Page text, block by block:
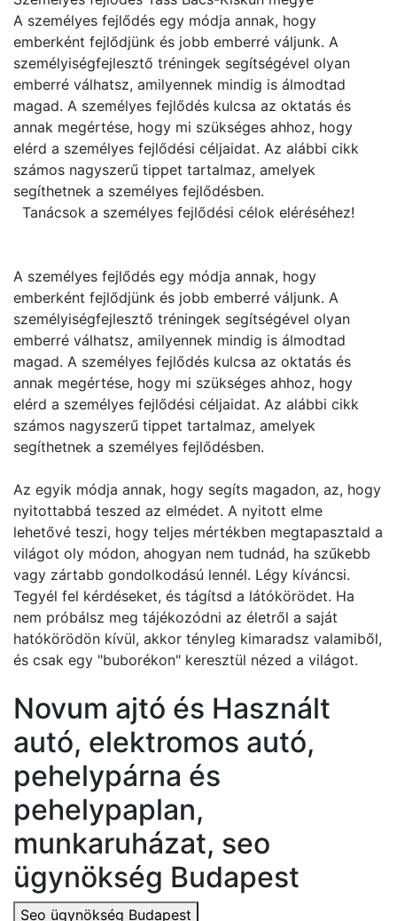
A személyes fejlődés egy módja annak, hogy
emberként fejlődjünk és jobb emberré váljunk. A
személyiségfejlesztő tréningek segítségével olyan
emberré válhatsz, amilyennek mindig is álmodtad
magad. A személyes fejlődés kulcsa az oktatás és
annak megértése, hogy mi szükséges ahhoz, hogy
elérd a személyes fejlődési céljaidat. Az alábbi cikk
számos nagyszerű tippet tartalmaz, amelyek
segíthetnek a személyes fejlődésben.
Tanácsok a személyes fejlődési célok eléréséhez!
A személyes fejlődés egy módja annak, hogy
emberként fejlődjünk és jobb emberré váljunk. A
személyiségfejlesztő tréningek segítségével olyan
emberré válhatsz, amilyennek mindig is álmodtad
magad. A személyes fejlődés kulcsa az oktatás és
annak megértése, hogy mi szükséges ahhoz, hogy
elérd a személyes fejlődési céljaidat. Az alábbi cikk
számos nagyszerű tippet tartalmaz, amelyek
segíthetnek a személyes fejlődésben.
Az egyik módja annak, hogy segíts magadon, az, hogy
nyitottabbá teszed az elmédet. A nyitott elme
lehetővé teszi, hogy teljes mértékben megtapasztald a
világot oly módon, ahogyan nem tudnád, ha szűkebb
vagy zártabb gondolkodású lennél. Légy kíváncsi.
Tegyél fel kérdéseket, és tágítsd a látókörödet. Ha
nem próbálsz meg tájékozódni az életről a saját
hatókörödön kívül, akkor tényleg kimaradsz valamiből,
és csak egy "buborékon" keresztül nézed a világot.
Novum ajtó és Használt
autó, elektromos autó,
pehelypárna és
pehelypaplan,
munkaruházat, seo
ügynökség Budapest
Seo ügynökség Budapest